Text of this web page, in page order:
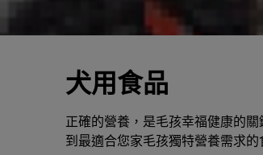
犬用食品
正確的營養，是毛孩幸福健康的
到最適合您家毛孩獨特營養需求的